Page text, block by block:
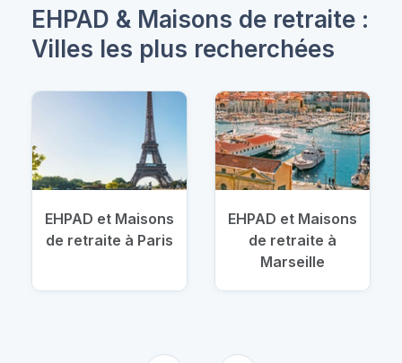
EHPAD & Maisons de retraite :
Villes les plus recherchées
EHPAD et Maisons
de retraite à Paris
EHPAD et Maisons
de retraite à
Marseille